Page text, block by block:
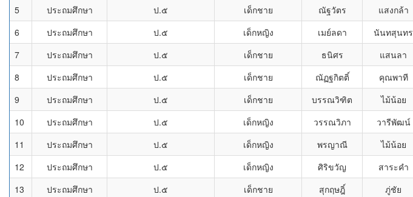
5
ประถมศึกษา ป.๕ เด็กชาย ณัฐวัตร แสงกล้า
6
ประถมศึกษา ป.๕ เด็กหญิง เมย์ลดา นันทสุนทร
7
ประถมศึกษา ป.๕ เด็กชาย ธนิศร แสนลา
8
ประถมศึกษา ป.๕ เด็กชาย ณัฏฐกิตติ์ คุณพาที
9
ประถมศึกษา ป.๕ เด็กชาย บรรณวิฑิต ไม้น้อย
10
ประถมศึกษา ป.๕ เด็กหญิง วรรณวิภา วารีพัฒน์
11
ประถมศึกษา ป.๕ เด็กหญิง พรญาณี ไม้น้อย
12
ประถมศึกษา ป.๕ เด็กหญิง ศิริขวัญ สาระคำ
13
ประถมศึกษา ป.๕ เด็กชาย สุกฤษฎิ์ ภู่ชัย